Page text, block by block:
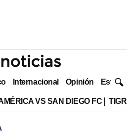
Internacional Opinión Estilo
VS SAN DIEGO FC